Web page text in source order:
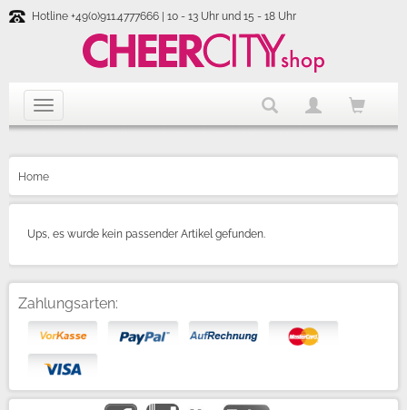
Hotline +49(0)911.4777666 | 10 - 13 Uhr und 15 - 18 Uhr
Home
Ups, es wurde kein passender Artikel gefunden.
Zahlungsarten: